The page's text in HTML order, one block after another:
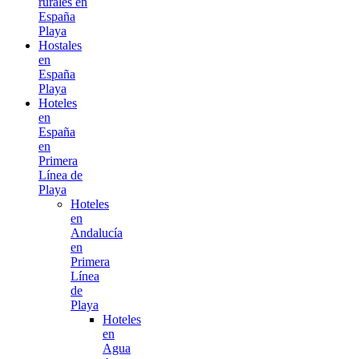
España
Playa
Hostales
en
España
Playa
Hoteles
en
España
en
Primera
Línea de
Playa
Hoteles
en
Andalucía
en
Primera
Línea
de
Playa
Hoteles
en
Agua